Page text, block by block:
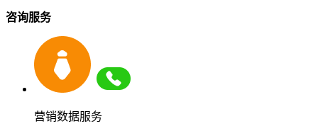
咨询服务
营销数据服务